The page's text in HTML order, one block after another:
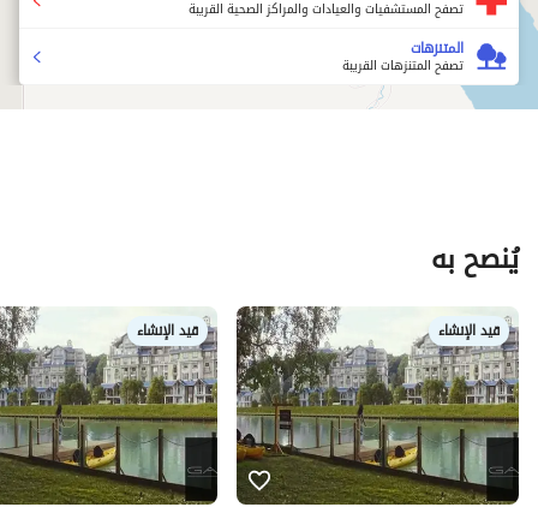
تصفح المستشفيات والعيادات والمراكز الصحية القريبة
المتنزهات
تصفح المتنزهات القريبة
يُنصح به
قيد الإنشاء قيد الإنشاء